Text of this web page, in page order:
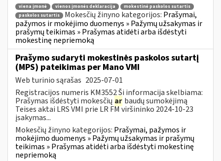
viena įmonė vienos įmonės deklaracija
mokestinė paskolos sutartis
paskolos sutartis
Mokesčių žinyno kategorijos: Prašymai,
pažymos ir mokėjimo duomenys » Pažymų užsakymas ir
prašymų teikimas » Prašymas atidėti arba išdėstyti
mokestinę nepriemoką
Prašymo sudaryti mokestinės paskolos sutartį
(MPS) pateikimas per Mano VMI
Web turinio sąrašas 2025-07-01
Registracijos numeris KM3552 Ši informacija skelbiama:
Prašymas išdėstyti mokesčių ar baudų sumokėjimą
Teises aktai LRS VMI prie LR FM viršininko 2024-10-23
įsakymas...
Mokesčių žinyno kategorijos: Prašymai, pažymos ir
mokėjimo duomenys » Pažymų užsakymas ir prašymų
teikimas » Prašymas atidėti arba išdėstyti mokestinę
nepriemoką